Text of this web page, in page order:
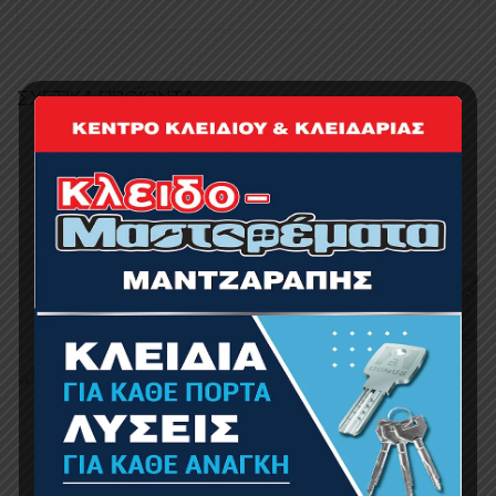
ΣΧΕΤΙΚΆ ΠΡΟΪΌΝΤΑ